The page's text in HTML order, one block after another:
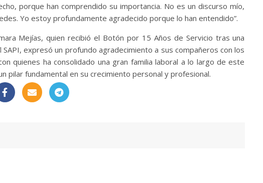
porque han comprendido su importancia. No es un discurso mío,
Yo estoy profundamente agradecido porque lo han entendido”.
Mejías, quien recibió el Botón por 15 Años de Servicio tras una
expresó un profundo agradecimiento a sus compañeros con los
quienes ha consolidado una gran familia laboral a lo largo de este
pilar fundamental en su crecimiento personal y profesional.